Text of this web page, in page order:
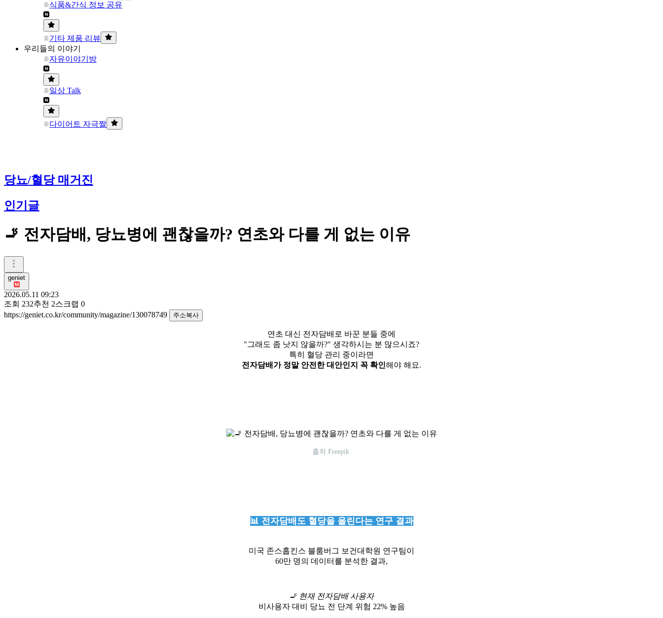
식품&간식 정보 공유
기타 제품 리뷰
우리들의 이야기
자유이야기방
일상 Talk
다이어트 자극짤
당뇨/혈당 매거진
인기글
🚬 전자담배, 당뇨병에 괜찮을까? 연초와 다를 게 없는 이유
geniet
2026.05.11 09:23
조회 232추천 2스크랩 0
https://geniet.co.kr/community/magazine/130078749
주소복사
연초 대신 전자담배로 바꾼 분들 중에
"그래도 좀 낫지 않을까?" 생각하시는 분 많으시죠?
특히 혈당 관리 중이라면
전자담배가 정말 안전한 대안인지 꼭 확인해야 해요.
출처 Freepik
📊 전자담배도 혈당을 올린다는 연구 결과
미국 존스홉킨스 블룸버그 보건대학원 연구팀이
60만 명의 데이터를 분석한 결과,
🚬 현재 전자담배 사용자
비사용자 대비 당뇨 전 단계 위험 22% 높음